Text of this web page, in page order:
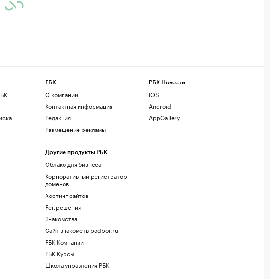
РБК
О компании
Контактная информация
Редакция
Размещение рекламы
Другие продукты РБК
Облако для бизнеса
Корпоративный регистратор
доменов
Хостинг сайтов
Рег.решения
Знакомства
Сайт знакомств podbor.ru
РБК Компании
РБК Курсы
Школа управления РБК
РБК Новости
iOS
Android
AppGallery